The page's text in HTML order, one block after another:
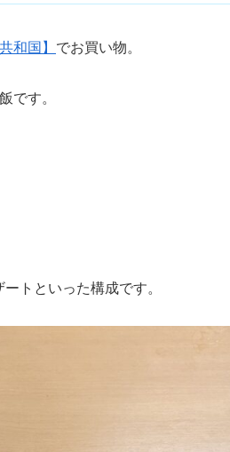
和国】 でお買い物。
です。
トといった構成です。